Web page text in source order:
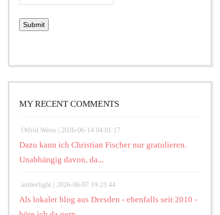
MY RECENT COMMENTS
Otfrid Weiss | 2026-06-14 04:01:17
Dazu kann ich Christian Fischer nur gratulieren.
Unabhängig davon, da...
amberlight | 2026-06-07 19:23:44
Als lokaler blog aus Dresden - ebenfalls seit 2010 -